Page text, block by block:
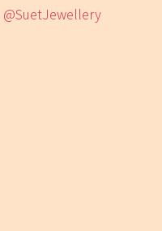
@SuetJewellery